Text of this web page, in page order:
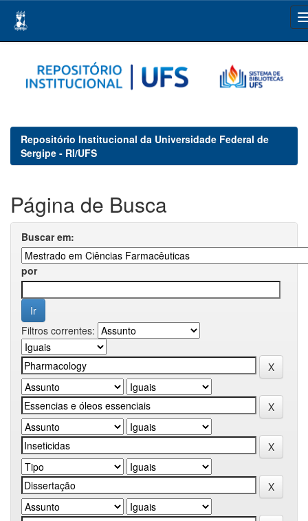
navigation
Repositório Institucional da Universidade Federal de
Sergipe - RI/UFS
Página de Busca
Buscar em:
por
Filtros correntes: